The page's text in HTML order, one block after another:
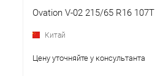
Ovation V-02 215/65 R16 107T
Китай
Цену уточняйте у консультанта